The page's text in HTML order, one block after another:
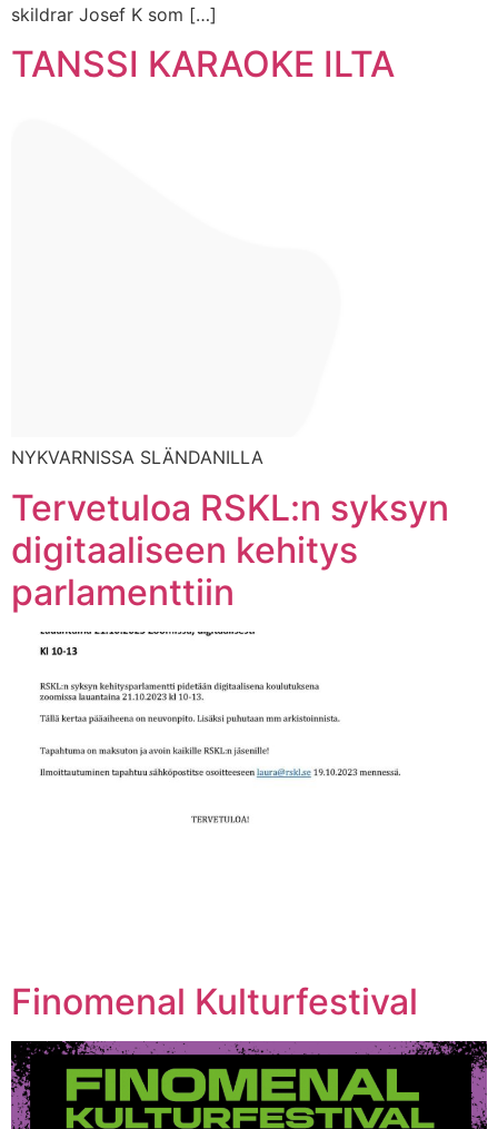
skildrar Josef K som […]
TANSSI KARAOKE ILTA
NYKVARNISSA SLÄNDANILLA
Tervetuloa RSKL:n syksyn
digitaaliseen kehitys
parlamenttiin
Finomenal Kulturfestival